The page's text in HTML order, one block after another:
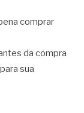
comprar
da compra
sua